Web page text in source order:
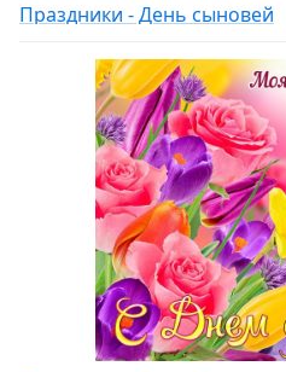
Праздники - День сыновей